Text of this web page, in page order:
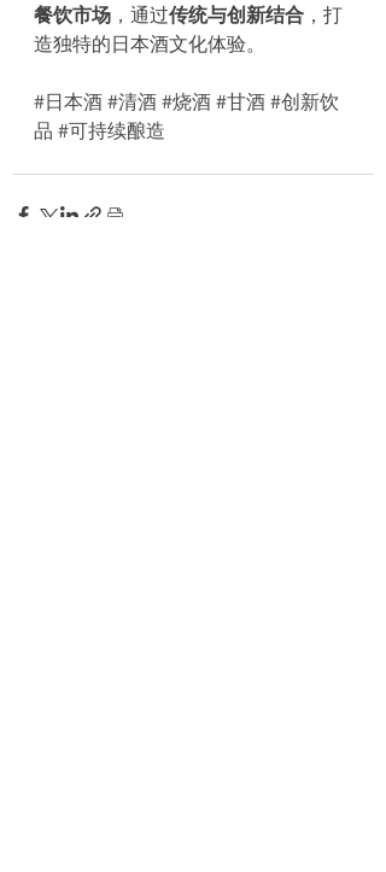
餐饮市场 ，通过传统与创新结合 ，打
造独特的日本酒文化体验。
#日本酒 #清酒 #烧酒 #甘酒 #创新饮
品 #可持续酿造